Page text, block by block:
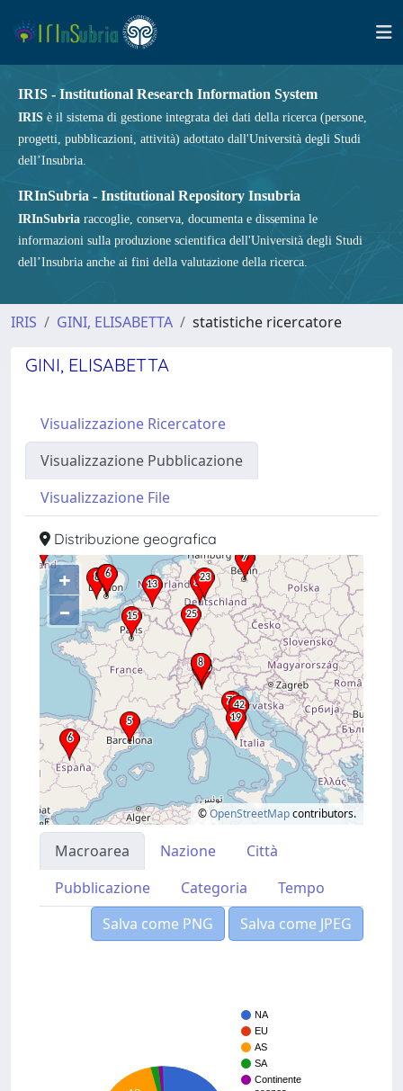
IRIS - Institutional Research Information System
IRIS è il sistema di gestione integrata dei dati della ricerca (persone,
progetti, pubblicazioni, attività) adottato dall'Università degli Studi
dell’Insubria.
IRInSubria - Institutional Repository Insubria
IRInSubria raccoglie, conserva, documenta e dissemina le
informazioni sulla produzione scientifica dell'Università degli Studi
dell’Insubria anche ai fini della valutazione della ricerca.
IRIS GINI, ELISABETTA statistiche ricercatore
GINI, ELISABETTA
Visualizzazione Ricercatore
Visualizzazione Pubblicazione
Visualizzazione File
Distribuzione geografica
+
–
©OpenStreetMapcontributors.
Macroarea Nazione
Città
Pubblicazione
Categoria
Tempo
Salva come PNG
Salva come JPEG
NA
EU
AS
SA
Continente